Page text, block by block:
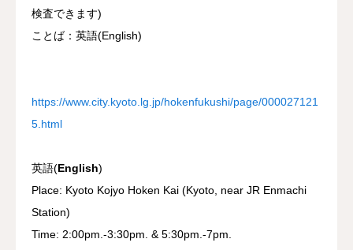
検査できます)
ことば：英語(English)
https://www.city.kyoto.lg.jp/hokenfukushi/page/000027121
5.html
英語(English)
Place: Kyoto Kojyo Hoken Kai (Kyoto, near JR Enmachi
Station)
Time: 2:00pm.-3:30pm. & 5:30pm.-7pm.